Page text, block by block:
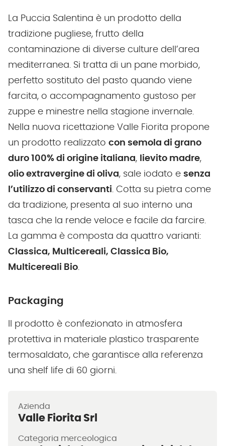
La Puccia Salentina è un prodotto della
tradizione pugliese, frutto della
contaminazione di diverse culture dell’area
mediterranea. Si tratta di un pane morbido,
perfetto sostituto del pasto quando viene
farcita, o accompagnamento gustoso per
zuppe e minestre nella stagione invernale.
Nella nuova ricettazione Valle Fiorita propone
un prodotto realizzato con semola di grano
duro 100% di origine italiana, lievito madre,
olio extravergine di oliva, sale iodato e senza
l’utilizzo di conservanti . Cotta su pietra come
da tradizione, presenta al suo interno una
tasca che la rende veloce e facile da farcire.
La gamma è composta da quattro varianti:
Classica, Multicereali, Classica Bio,
Multicereali Bio
Packaging
Il prodotto è confezionato in atmosfera
protettiva in materiale plastico trasparente
termosaldato, che garantisce alla referenza
una shelf life di 60 giorni.
Azienda
Valle Fiorita Srl
Categoria merceologica